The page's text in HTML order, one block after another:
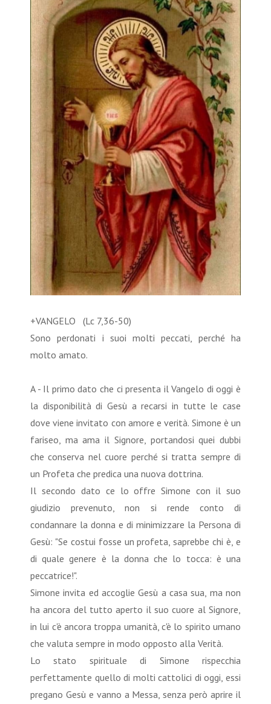
+VANGELO (Lc 7,36-50)
Sono perdonati i suoi molti peccati, perché ha
molto amato.
A - Il primo dato che ci presenta il Vangelo di oggi è
la disponibilità di Gesù a recarsi in tutte le case
dove viene invitato con amore e verità. Simone è un
fariseo, ma ama il Signore, portandosi quei dubbi
che conserva nel cuore perché si tratta sempre di
un Profeta che predica una nuova dottrina.
Il secondo dato ce lo offre Simone con il suo
giudizio prevenuto, non si rende conto di
condannare la donna e di minimizzare la Persona di
Gesù: "Se costui fosse un profeta, saprebbe chi è, e
di quale genere è la donna che lo tocca: è una
peccatrice!".
Simone invita ed accoglie Gesù a casa sua, ma non
ha ancora del tutto aperto il suo cuore al Signore,
in lui c'è ancora troppa umanità, c'è lo spirito umano
che valuta sempre in modo opposto alla Verità.
Lo stato spirituale di Simone rispecchia
perfettamente quello di molti cattolici di oggi, essi
pregano Gesù e vanno a Messa, senza però aprire il